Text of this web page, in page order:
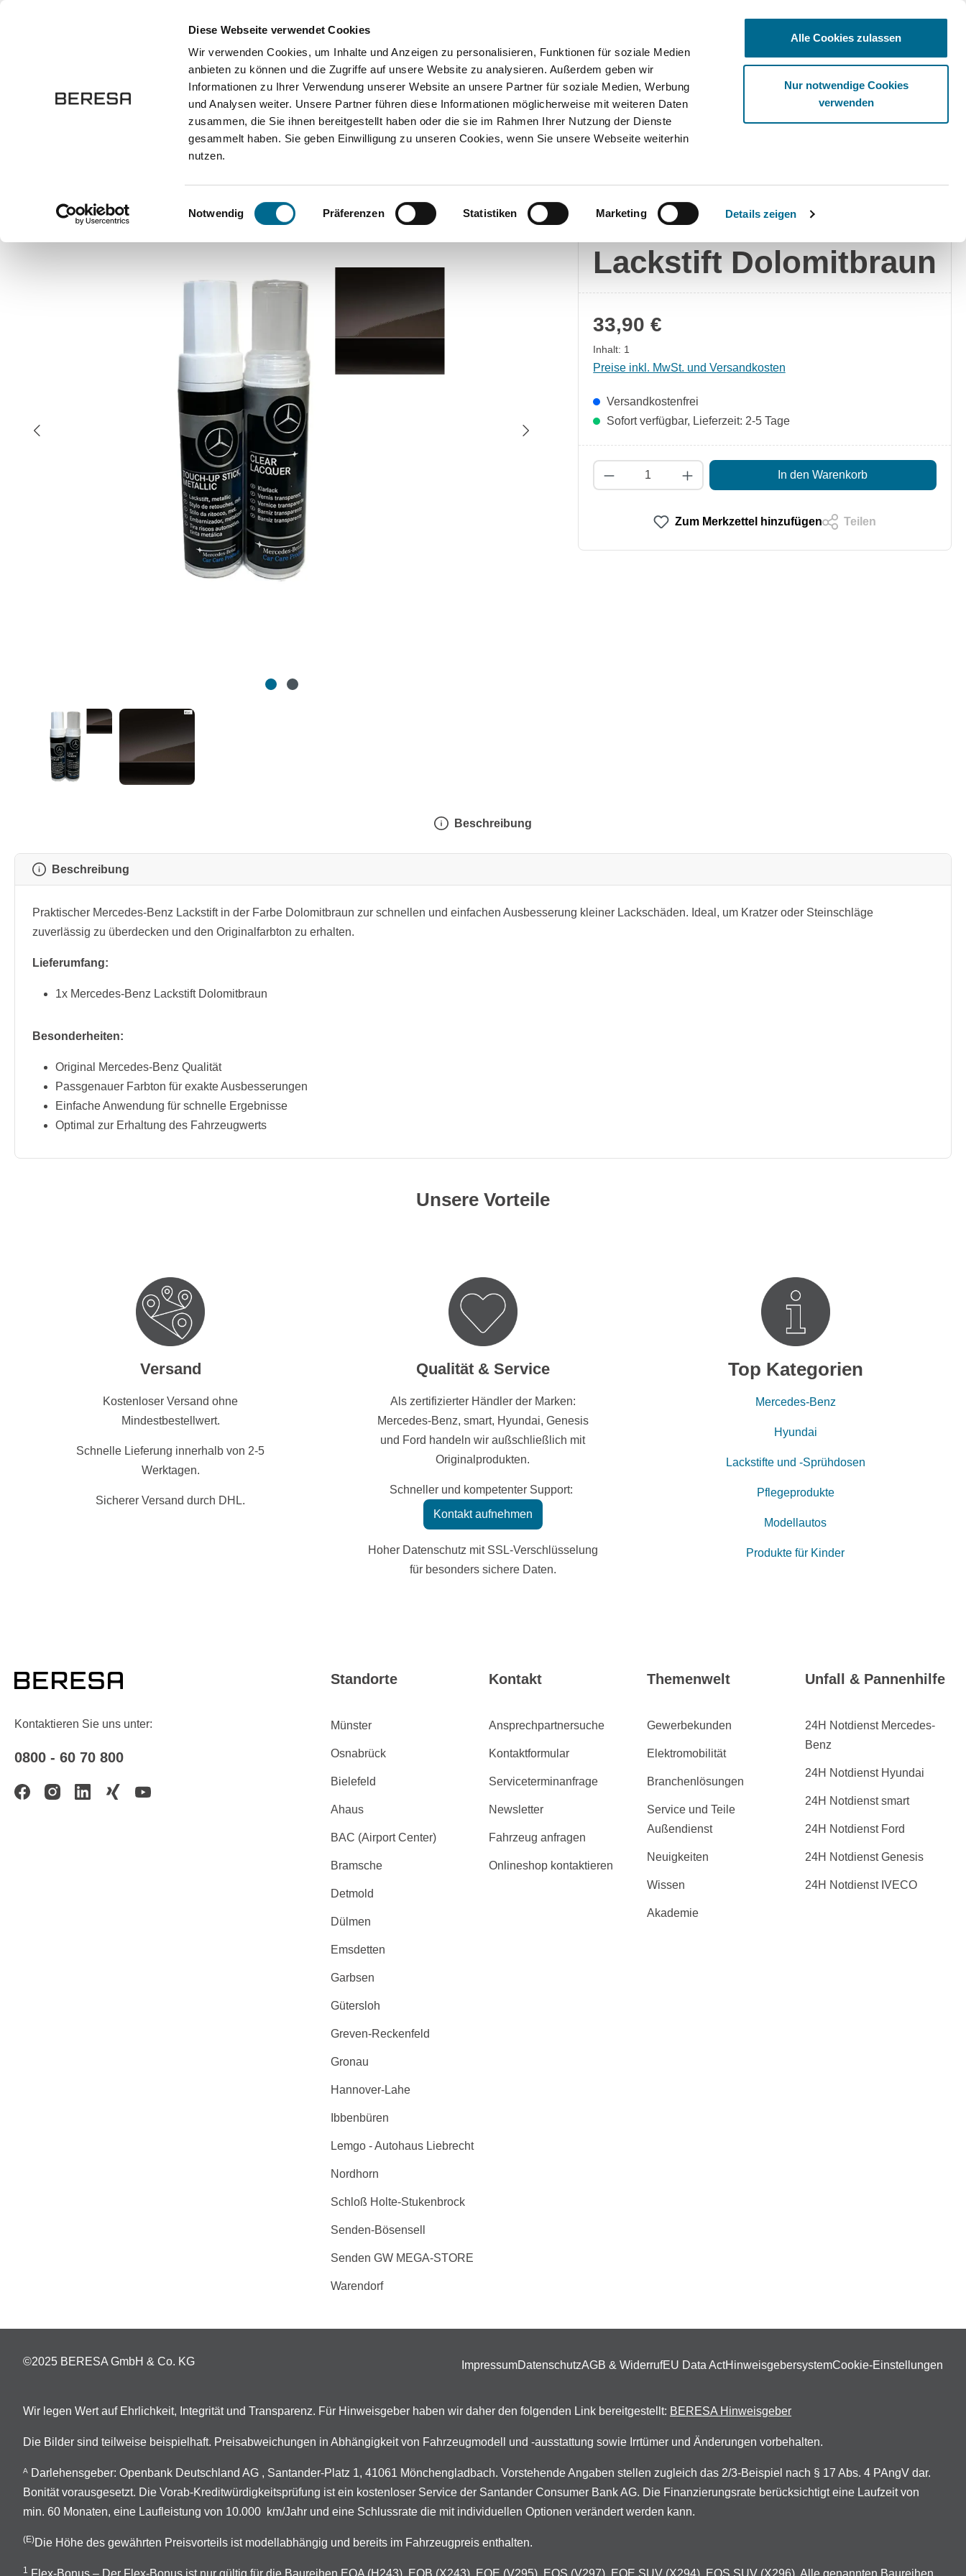
Diese Webseite verwendet Cookies
Wir verwenden Cookies, um Inhalte und Anzeigen zu personalisieren, Funktionen für soziale Medien
anbieten zu können und die Zugriffe auf unsere Website zu analysieren. Außerdem geben wir
Informationen zu Ihrer Verwendung unserer Website an unsere Partner für soziale Medien, Werbung
und Analysen weiter. Unsere Partner führen diese Informationen möglicherweise mit weiteren Daten
zusammen, die Sie ihnen bereitgestellt haben oder die sie im Rahmen Ihrer Nutzung der Dienste
gesammelt haben. Sie geben Einwilligung zu unseren Cookies, wenn Sie unsere Webseite weiterhin
nutzen.
Einwilligungsauswahl
Notwendig Präferenzen Statistiken Marketing Details zeigen
Alle Cookies zulassen
Nur notwendige Cookies
verwenden
Onlineshop
Autozubehör und Ersatzteile Lackstifte
Mercedes-Benz
Mercedes-Benz
Lackstift Dolomitbraun
33,90 €
Inhalt: 1
Preise inkl. MwSt. und Versandkosten
Versandkostenfrei
Sofort verfügbar, Lieferzeit: 2-5 Tage
Produkt Anzahl: Gib den gewünschten Wert
In den Warenkorb
Zum Merkzettel hinzufügen Teilen
Beschreibung
Beschreibung
Praktischer Mercedes-Benz Lackstift in der Farbe Dolomitbraun zur schnellen und einfachen Ausbesserung kleiner Lackschäden. Ideal, um Kratzer oder Steinschläge
zuverlässig zu überdecken und den Originalfarbton zu erhalten.
Lieferumfang:
1x Mercedes-Benz Lackstift Dolomitbraun
Besonderheiten:
Original Mercedes-Benz Qualität
Passgenauer Farbton für exakte Ausbesserungen
Einfache Anwendung für schnelle Ergebnisse
Optimal zur Erhaltung des Fahrzeugwerts
Unsere Vorteile
Versand
Kostenloser Versand ohne
Mindestbestellwert.
Schnelle Lieferung innerhalb von 2-5
Werktagen.
Sicherer Versand durch DHL.
Qualität & Service
Als zertifizierter Händler der Marken:
Mercedes-Benz, smart, Hyundai, Genesis
und Ford handeln wir außschließlich mit
Originalprodukten.
Schneller und kompetenter Support:
Kontakt aufnehmen
Hoher Datenschutz mit SSL-Verschlüsselung
für besonders sichere Daten.
Top Kategorien
Mercedes-Benz
Hyundai
Lackstifte und -Sprühdosen
Pflegeprodukte
Modellautos
Produkte für Kinder
Kontaktieren Sie uns unter:
0800 - 60 70 800
Standorte
Münster
Osnabrück
Bielefeld
Ahaus
BAC (Airport Center)
Bramsche
Detmold
Dülmen
Emsdetten
Garbsen
Gütersloh
Greven-Reckenfeld
Gronau
Hannover-Lahe
Ibbenbüren
Lemgo - Autohaus Liebrecht
Nordhorn
Schloß Holte-Stukenbrock
Senden-Bösensell
Senden GW MEGA-STORE
Warendorf
Kontakt
Ansprechpartnersuche
Kontaktformular
Serviceterminanfrage
Newsletter
Fahrzeug anfragen
Onlineshop kontaktieren
Themenwelt
Gewerbekunden
Elektromobilität
Branchenlösungen
Service und Teile
Außendienst
Neuigkeiten
Wissen
Akademie
Unfall & Pannenhilfe
24H Notdienst Mercedes-
Benz
24H Notdienst Hyundai
24H Notdienst smart
24H Notdienst Ford
24H Notdienst Genesis
24H Notdienst IVECO
©2025 BERESA GmbH & Co. KG ImpressumDatenschutzAGB & WiderrufEU Data ActHinweisgebersystemCookie-Einstellungen
Wir legen Wert auf Ehrlichkeit, Integrität und Transparenz. Für Hinweisgeber haben wir daher den folgenden Link bereitgestellt: BERESA Hinweisgeber
Die Bilder sind teilweise beispielhaft. Preisabweichungen in Abhängigkeit von Fahrzeugmodell und -ausstattung sowie Irrtümer und Änderungen vorbehalten.
A
Darlehensgeber: Openbank Deutschland AG , Santander-Platz 1, 41061 Mönchengladbach. Vorstehende Angaben stellen zugleich das 2/3-Beispiel nach § 17 Abs. 4 PAngV dar.
Bonität vorausgesetzt. Die Vorab-Kreditwürdigkeitsprüfung ist ein kostenloser Service der Santander Consumer Bank AG. Die Finanzierungsrate berücksichtigt eine Laufzeit von
min. 60 Monaten, eine Laufleistung von 10.000 km/Jahr und eine Schlussrate die mit individuellen Optionen verändert werden kann.
(E)Die Höhe des gewährten Preisvorteils ist modellabhängig und bereits im Fahrzeugpreis enthalten.
1 Flex-Bonus – Der Flex-Bonus ist nur gültig für die Baureihen EQA (H243), EQB (X243), EQE (V295), EQS (V297), EQE SUV (X294), EQS SUV (X296). Alle genannten Baureihen